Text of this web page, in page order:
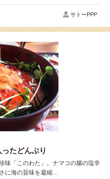
サトーPPP
たどんぶり
味「このわた」。ナマコの腸の塩辛
に海の旨味を凝縮…